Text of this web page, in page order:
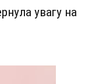
увагу на